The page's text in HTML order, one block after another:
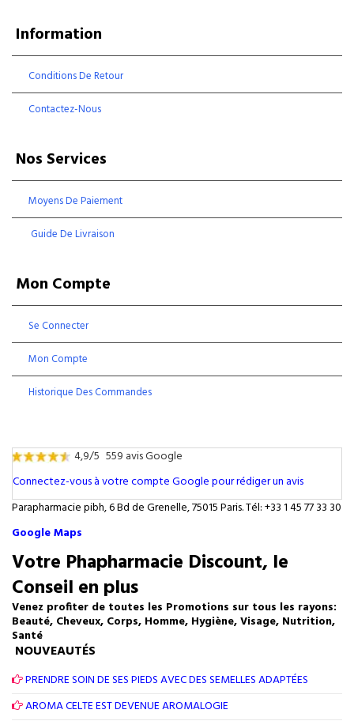
Information
Conditions De Retour
Contactez-Nous
Nos Services
Moyens De Paiement
Guide De Livraison
Mon Compte
Se Connecter
Mon Compte
Historique Des Commandes
4,9/5 559 avis Google
Connectez-vous à votre compte Google pour rédiger un avis
Parapharmacie pibh, 6 Bd de Grenelle, 75015 Paris. Tél: +33 1 45 77 33 30
Google Maps
Votre Phapharmacie Discount, le
Conseil en plus
Venez profiter de toutes les Promotions sur tous les rayons:
Beauté, Cheveux, Corps, Homme, Hygiène, Visage, Nutrition,
Santé
NOUVEAUTÉS
PRENDRE SOIN DE SES PIEDS AVEC DES SEMELLES ADAPTÉES
AROMA CELTE EST DEVENUE AROMALOGIE